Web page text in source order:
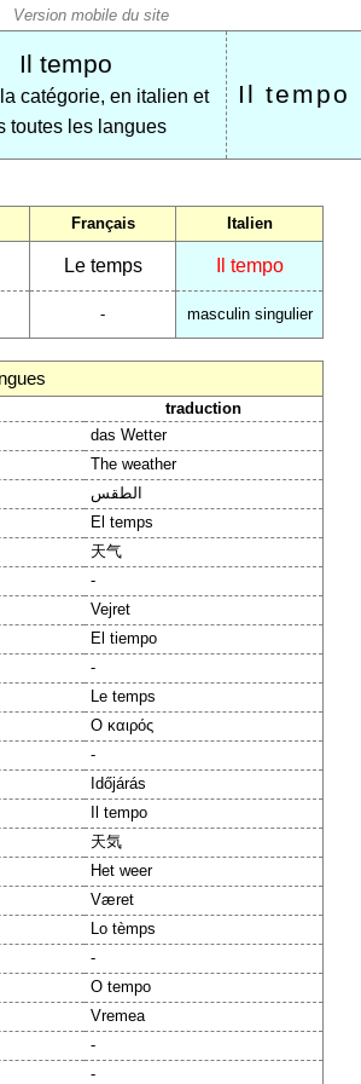
Il tempo
la catégorie, en italien et
toutes les langues
Il tempo
Français Italien
Le temps Il tempo
- masculin singulier
traduction
das Wetter
The weather
الطقس
El temps
天气
-
Vejret
El tiempo
-
Le temps
Ο καιρός
-
Időjárás
Il tempo
天気
Het weer
Været
Lo tèmps
-
O tempo
Vremea
-
-